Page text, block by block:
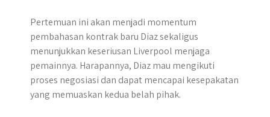
Pertemuan ini akan menjadi momentum
pembahasan kontrak baru Diaz sekaligus
menunjukkan keseriusan Liverpool menjaga
pemainnya. Harapannya, Diaz mau mengikuti
proses negosiasi dan dapat mencapai kesepakatan
yang memuaskan kedua belah pihak.